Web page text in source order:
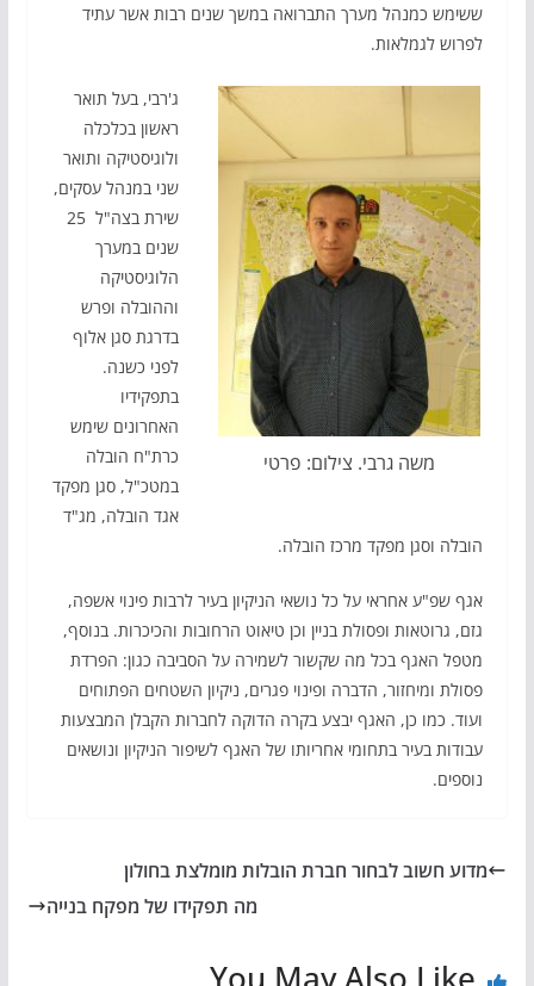
ששימש כמנהל מערך התברואה במשך שנים רבות אשר עתיד
לפרוש לגמלאות.
משה גרבי. צילום: פרטי
ג'רבי, בעל תואר
ראשון בכלכלה
ולוגיסטיקה ותואר
שני במנהל עסקים,
שירת בצה"ל 25
שנים במערך
הלוגיסטיקה
וההובלה ופרש
בדרגת סגן אלוף
לפני כשנה.
בתפקידיו
האחרונים שימש
כרת"ח הובלה
במטכ"ל, סגן מפקד
אגד הובלה, מג"ד
הובלה וסגן מפקד מרכז הובלה.
אגף שפ"ע אחראי על כל נושאי הניקיון בעיר לרבות פינוי אשפה,
גזם, גרוטאות ופסולת בניין וכן טיאוט הרחובות והכיכרות. בנוסף,
מטפל האגף בכל מה שקשור לשמירה על הסביבה כגון: הפרדת
פסולת ומיחזור, הדברה ופינוי פגרים, ניקיון השטחים הפתוחים
ועוד. כמו כן, האגף יבצע בקרה הדוקה לחברות הקבלן המבצעות
עבודות בעיר בתחומי אחריותו של האגף לשיפור הניקיון ונושאים
נוספים.
מדוע חשוב לבחור חברת הובלות מומלצת בחולון
מה תפקידו של מפקח בנייה
You May Also Like